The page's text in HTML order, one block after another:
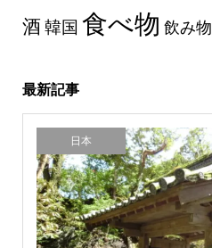
酒韓国 食べ物 飲み物
最新記事
日本